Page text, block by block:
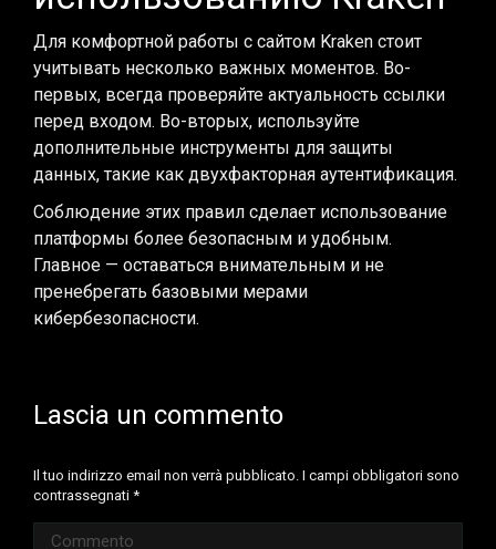
Для комфортной работы с сайтом Kraken стоит
учитывать несколько важных моментов. Во-
первых, всегда проверяйте актуальность ссылки
перед входом. Во-вторых, используйте
дополнительные инструменты для защиты
данных, такие как двухфакторная аутентификация.
Соблюдение этих правил сделает использование
платформы более безопасным и удобным.
Главное — оставаться внимательным и не
пренебрегать базовыми мерами
кибербезопасности.
Lascia un commento
Il tuo indirizzo email non verrà pubblicato. I campi obbligatori sono
contrassegnati *
Commento